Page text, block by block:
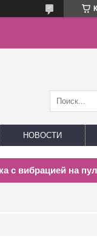
НОВОСТИ
с вибрацией на